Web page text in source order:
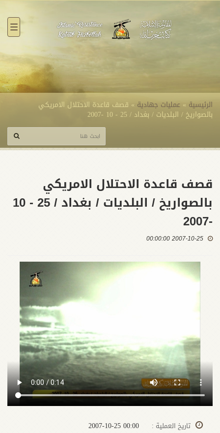
الرئيسية » عمليات جهادية » قصف قاعدة الاحتلال الامريكي
بالصواريخ / البلديات / بغداد / 25 - 10 -2007
قصف قاعدة الاحتلال الامريكي
بالصواريخ / البلديات / بغداد / 25 - 10
-2007
2007-10-25 00:00:00
تاريخ العملية :